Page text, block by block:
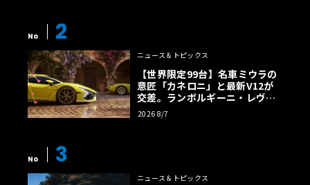
No 2
ニュース＆トピックス
【世界限定99台】名車ミウラの
意匠「カネロニ」と最新V12が
交差。ランボルギーニ・レヴエ
ルトに60周年記念車が登場
2026 8/7
No 3
ニュース＆トピックス